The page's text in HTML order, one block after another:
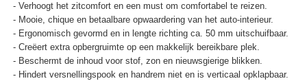
- Verhoogt het zitcomfort en een must om comfortabel te reizen.
- Mooie, chique en betaalbare opwaardering van het auto-interieur.
- Ergonomisch gevormd en in lengte richting ca. 50 mm uitschuifbaar.
- Creëert extra opbergruimte op een makkelijk bereikbare plek.
- Beschermt de inhoud voor stof, zon en nieuwsgierige blikken.
- Hindert versnellingspook en handrem niet en is verticaal opklapbaar.